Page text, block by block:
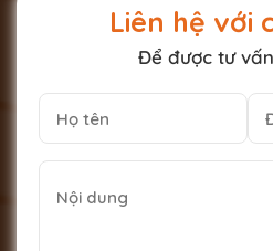
Liên hệ với
Để được tư vấn